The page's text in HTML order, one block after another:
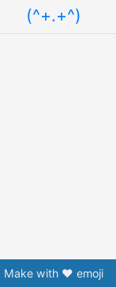
(^+.+^)
Make with ❤️ emoji